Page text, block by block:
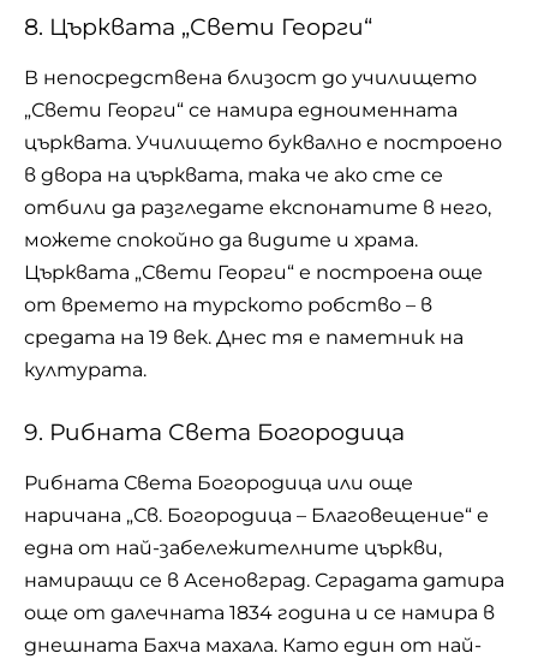
8. Църквата „Свети Георги“
В непосредствена близост до училището
„Свети Георги“ се намира едноименната
църквата. Училището буквално е построено
в двора на църквата, така че ако сте се
отбили да разгледате експонатите в него,
можете спокойно да видите и храма.
Църквата „Свети Георги“ е построена още
от времето на турското робство – в
средата на 19 век. Днес тя е паметник на
културата.
9. Рибната Света Богородица
Рибната Света Богородица или още
наричана „Св. Богородица – Благовещение“ е
една от най-забележителните църкви,
намиращи се в Асеновград. Сградата датира
още от далечната 1834 година и се намира в
днешната Бахча махала. Като един от най-